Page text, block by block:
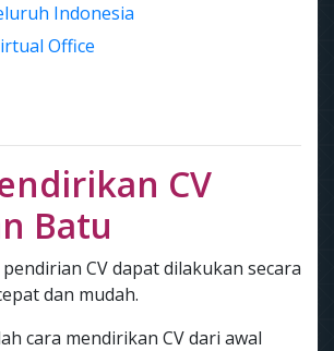
Indonesia
Office
CV
Batu
CV dapat dilakukan secara
dan mudah.
cara mendirikan CV dari awal